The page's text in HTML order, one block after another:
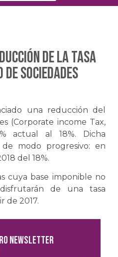
de la tasa
Sociedades
una reducción del
(Corporate income Tax,
actual al 18%. Dicha
modo progresivo: en
del 18%.
cuya base imponible no
de una tasa
de 2017.
newsletter